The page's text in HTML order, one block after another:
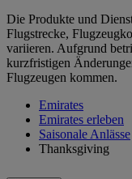
Die Produkte und
Flugstrecke,
variieren. Aufgrund
kurzfristigen
Flugzeugen kommen.
Emirates
Emirates erleben
Saisonale Anlässe
Thanksgiving